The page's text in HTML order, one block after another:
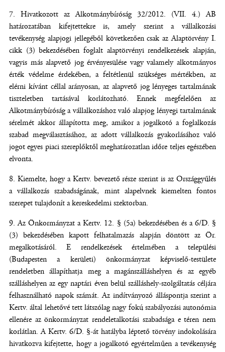
Hivatkozott az Alkotmánybíróság 32/2012. (VII. 4.) AB
határozatában kifejtettekre is, amely szerint a vállalkozási
tevékenység alapjogi jellegéből következően csak az Alaptörvény I.
cikk (3) bekezdésében foglalt alaptörvényi rendelkezések alapján,
vagyis más alapvető jog érvényesülése vagy valamely alkotmányos
érték védelme érdekében, a feltétlenül szükséges mértékben, az
elérni kívánt céllal arányosan, az alapvető jog lényeges tartalmának
tiszteletben tartásával korlátozható. Ennek megfelelően az
Alkotmánybíróság a vállalkozáshoz való alapjog lényegi tartalmának
sérelmét akkor állapította meg, amikor a jogalkotó a foglalkozás
szabad megválasztásához, az adott vállalkozás gyakorlásához való
jogot egyes piaci szereplőktől meghatározatlan időre teljes egészében
elvonta.
Kiemelte, hogy a Kertv. bevezető része szerint is az Országgyűlés
a vállalkozás szabadságának, mint alapelvnek kiemelten fontos
szerepet tulajdonít a kereskedelmi szektorban.
Az Önkormányzat a Kertv. 12. § (5a) bekezdésében és a 6/D. §
(3) bekezdésében kapott felhatalmazás alapján döntött az Ör.
megalkotásáról. E rendelkezések értelmében a települési
(Budapesten a kerületi) önkormányzat képviselő-testülete
rendeletben állapíthatja meg a magánszálláshelyen és az egyéb
szálláshelyen az egy naptári éven belül szálláshely-szolgáltatás céljára
felhasználható napok számát. Az indítványozó álláspontja szerint a
Kertv. által lehetővé tett látszólag nagy fokú szabályozási autonómia
ellenére az önkormányzat rendeletalkotási szabadsága e téren nem
korlátlan. A Kertv. 6/D. §-át hatályba léptető törvény indokolására
hivatkozva kifejtette, hogy a jogalkotó egyértelműen a tevékenység